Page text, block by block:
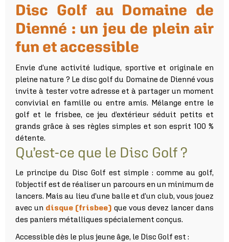
Disc Golf au Domaine de
Dienné : un jeu de plein air
fun et accessible
Envie d’une activité ludique, sportive et originale en
pleine nature ? Le disc golf du Domaine de Dienné vous
invite à tester votre adresse et à partager un moment
convivial en famille ou entre amis. Mélange entre le
golf et le frisbee, ce jeu d’extérieur séduit petits et
grands grâce à ses règles simples et son esprit 100 %
détente.
Qu’est-ce que le Disc Golf ?
Le principe du Disc Golf est simple : comme au golf,
l’objectif est de réaliser un parcours en un minimum de
lancers. Mais au lieu d’une balle et d’un club, vous jouez
avec un disque (frisbee) que vous devez lancer dans
des paniers métalliques spécialement conçus.
Accessible dès le plus jeune âge, le Disc Golf est :